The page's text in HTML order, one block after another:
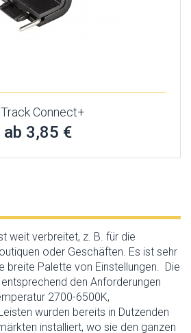
Connect+
ab 3,85 €
weit verbreitet, z. B. für die
oder Geschäften. Es ist sehr
breite Palette von Einstellungen. Die
den Anforderungen
2700-6500K,
wurden bereits in Dutzenden
installiert, wo sie den ganzen